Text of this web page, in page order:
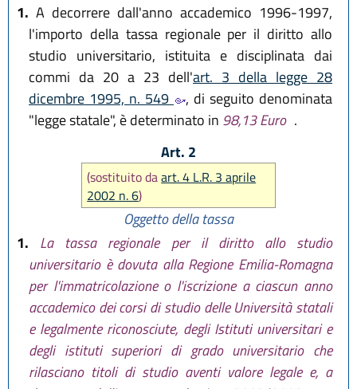
1. A decorrere dall'anno accademico 1996-1997,
l'importo della tassa regionale per il diritto allo
studio universitario, istituita e disciplinata dai
commi da 20 a 23 dell'art. 3 della legge 28
dicembre 1995, n. 549
, di seguito denominata
"legge statale", è determinato in 98,13 Euro .
Art. 2
(sostituito daart. 4 L.R. 3 aprile
2002 n. 6)
Oggetto della tassa
1. La tassa regionale per il diritto allo studio
universitario è dovuta alla Regione Emilia-Romagna
per l'immatricolazione o l'iscrizione a ciascun anno
accademico dei corsi di studio delle Università statali
e legalmente riconosciute, degli Istituti universitari e
degli istituti superiori di grado universitario che
rilasciano titoli di studio aventi valore legale e, a